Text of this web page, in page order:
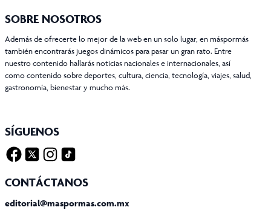
SOBRE NOSOTROS
Además de ofrecerte lo mejor de la web en un solo lugar, en máspormás
también encontrarás juegos dinámicos para pasar un gran rato. Entre
nuestro contenido hallarás noticias nacionales e internacionales, así
como contenido sobre deportes, cultura, ciencia, tecnología, viajes, salud,
gastronomía, bienestar y mucho más.
SÍGUENOS
CONTÁCTANOS
editorial@maspormas.com.mx